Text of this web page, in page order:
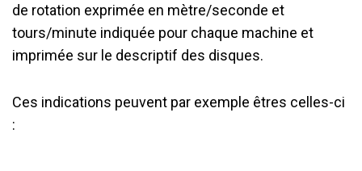
de rotation exprimée en mètre/seconde et
tours/minute indiquée pour chaque machine et
imprimée sur le descriptif des disques.
Ces indications peuvent par exemple êtres celles-ci
: